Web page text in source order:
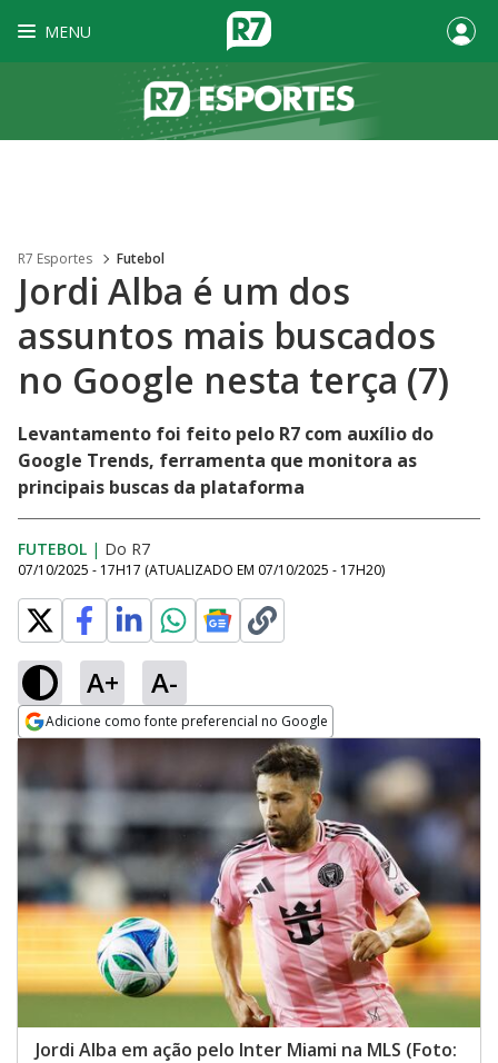
MENU
R7 Esportes Futebol
Jordi Alba é um dos
assuntos mais buscados
no Google nesta terça (7)
Levantamento foi feito pelo R7 com auxílio do
Google Trends, ferramenta que monitora as
principais buscas da plataforma
FUTEBOL | Do R7
07/10/2025 - 17H17 (ATUALIZADO EM 07/10/2025 - 17H20)
A+ A-
Adicione como fonte preferencial no Google
Opens in new window
Jordi Alba em ação pelo Inter Miami na MLS (Foto: